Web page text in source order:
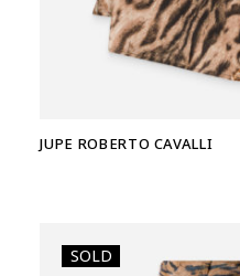
JUPE ROBERTO CAVALLI
SOLD